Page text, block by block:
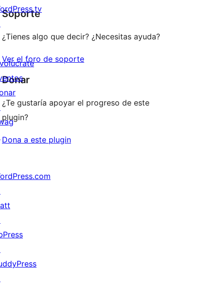
Soporte
¿Tienes algo que decir? ¿Necesitas ayuda?
Ver el foro de soporte
Donar
¿Te gustaría apoyar el progreso de este
plugin?
Dona a este plugin